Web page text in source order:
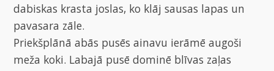
dabiskas krasta joslas, ko klāj sausas lapas un
pavasara zāle.
Priekšplānā abās pusēs ainavu ierāmē augoši
meža koki. Labajā pusē dominē blīvas zaļas